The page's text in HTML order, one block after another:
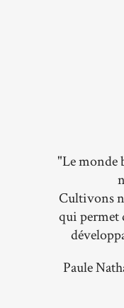
"Le monde
Cultivons
qui permet
Paule